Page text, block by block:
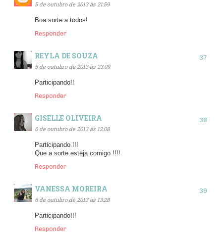
5 de outubro de 2013 às 21:59
Boa sorte a todos!
Responder
REYLA DE SOUZA
5 de outubro de 2013 às 23:09
Participando!!
Responder
GISELLE OLIVEIRA
6 de outubro de 2013 às 12:08
Participando !!!
Que a sorte esteja comigo !!!!
Responder
VANESSA MOREIRA
6 de outubro de 2013 às 13:28
Participando!!!
Responder